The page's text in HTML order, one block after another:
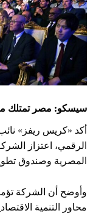
سيسكو: مصر تمتلك
أكد «كريس ريفز»
الرقمي، اعتزاز
المصرية وصندوق
وأوضح أن الشركة
محاور التنمية